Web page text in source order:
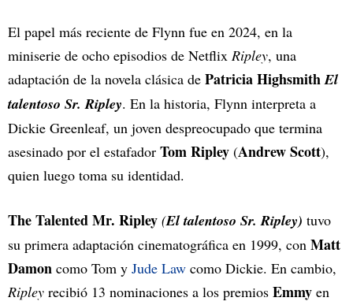
El papel más reciente de Flynn fue en 2024, en la
miniserie de ocho episodios de Netflix Ripley, una
adaptación de la novela clásica de Patricia Highsmith El
talentoso Sr. Ripley. En la historia, Flynn interpreta a
Dickie Greenleaf, un joven despreocupado que termina
asesinado por el estafador Tom Ripley (Andrew Scott),
quien luego toma su identidad.
The Talented Mr. Ripley (El talentoso Sr. Ripley) tuvo
su primera adaptación cinematográfica en 1999, con Matt
Damon como Tom y Jude Law como Dickie. En cambio,
Ripley recibió 13 nominaciones a los premios Emmy en